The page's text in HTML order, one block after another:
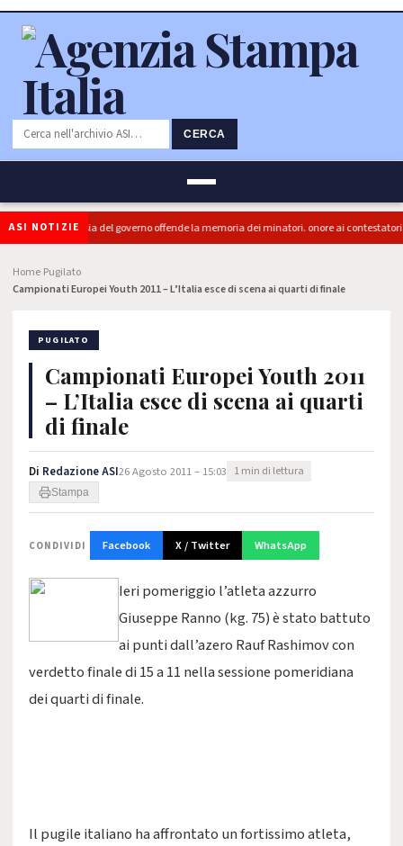
CERCA
ASI NOTIZIE
(PRC): "L'Ipocrisia del governo offende la memoria dei minatori. onore ai contestatori"
Home Pugilato
Campionati Europei Youth 2011 – L’Italia esce di scena ai quarti di finale
PUGILATO
Campionati Europei Youth 2011
– L’Italia esce di scena ai quarti
di finale
Di Redazione ASI26 Agosto 2011 – 15:03 1 min di lettura
Stampa
CONDIVIDI Facebook X / Twitter WhatsApp
Ieri pomeriggio l’atleta azzurro
Giuseppe Ranno (kg. 75) è stato battuto
ai punti dall’azero Rauf Rashimov con
verdetto finale di 15 a 11 nella sessione pomeridiana
dei quarti di finale.
Il pugile italiano ha affrontato un fortissimo atleta,